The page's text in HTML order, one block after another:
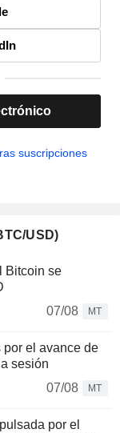
suscripciones
USD)
Bitcoin se
07/08
MT
por el avance de
sesión
07/08
MT
por el